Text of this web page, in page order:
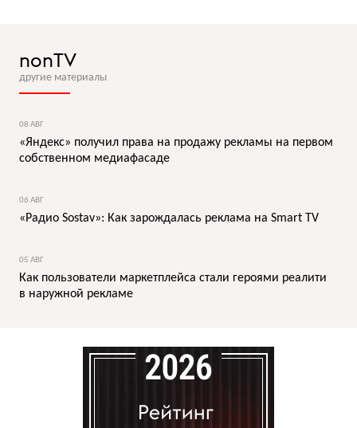
nonTV
другие материалы
08 АВГ
«Яндекс» получил права на продажу рекламы на первом
собственном медиафасаде
06 АВГ
«Радио Sostav»: Как зарождалась реклама на Smart TV
05 АВГ
Как пользователи маркетплейса стали героями реалити
в наружной рекламе